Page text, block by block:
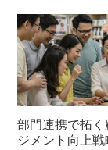
部門連携で拓
ジメント向上